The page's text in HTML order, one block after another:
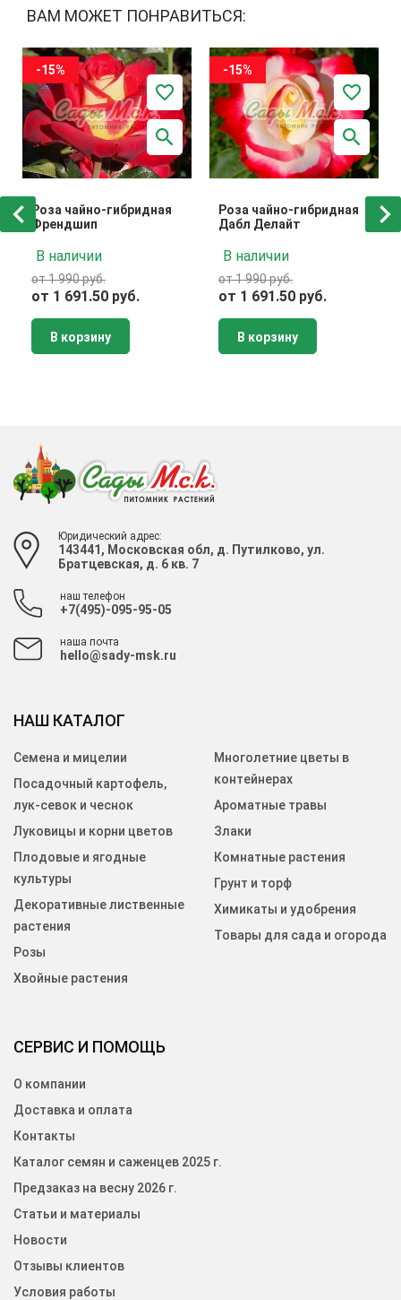
ВАМ МОЖЕТ ПОНРАВИТЬСЯ:
-15%
Роза чайно-гибридная
Френдшип
В наличии
от 1 990 руб.
от 1 691.50 руб.
В корзину
-15%
Роза чайно-гибридная
Дабл Делайт
В наличии
от 1 990 руб.
от 1 691.50 руб.
В корзину
Юридический адрес:
143441, Московская обл, д. Путилково, ул.
Братцевская, д. 6 кв. 7
наш телефон
+7(495)-095-95-05
наша почта
hello@sady-msk.ru
СЕРВИС И ПОМОЩЬ
О компании
Доставка и оплата
Контакты
Каталог семян и саженцев 2025 г.
Предзаказ на весну 2026 г.
Статьи и материалы
Новости
Отзывы клиентов
Условия работы
НАШ КАТАЛОГ
Семена и мицелии
Посадочный картофель,
лук-севок и чеснок
Луковицы и корни цветов
Плодовые и ягодные
культуры
Декоративные лиственные
растения
Розы
Хвойные растения
Многолетние цветы в
контейнерах
Ароматные травы
Злаки
Комнатные растения
Грунт и торф
Химикаты и удобрения
Товары для сада и огорода